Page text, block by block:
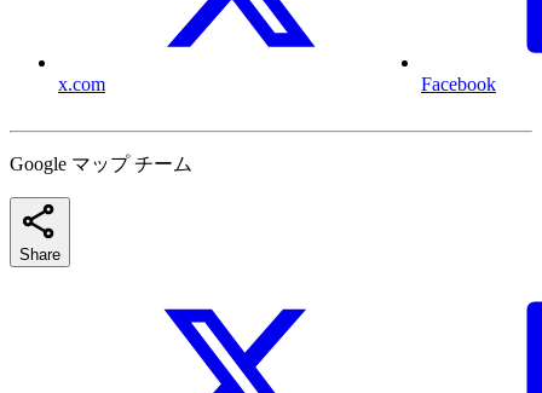
x.com Facebook
Google マップ チーム
Share